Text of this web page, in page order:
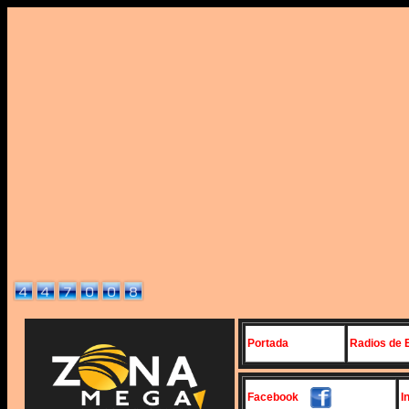
Portada Radios de
Facebook